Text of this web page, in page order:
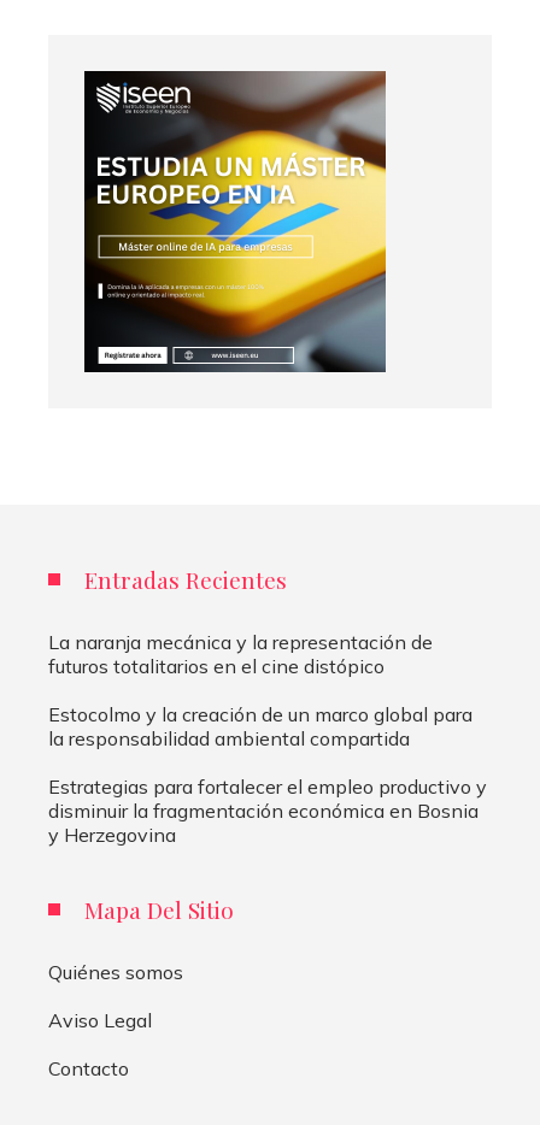
Entradas Recientes
La naranja mecánica y la representación de
futuros totalitarios en el cine distópico
Estocolmo y la creación de un marco global para
la responsabilidad ambiental compartida
Estrategias para fortalecer el empleo productivo y
disminuir la fragmentación económica en Bosnia
y Herzegovina
Mapa Del Sitio
Quiénes somos
Aviso Legal
Contacto